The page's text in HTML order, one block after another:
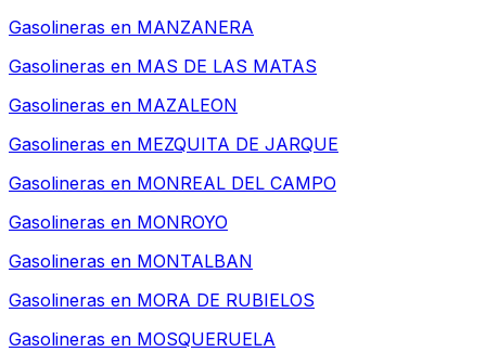
Gasolineras en MANZANERA
Gasolineras en MAS DE LAS MATAS
Gasolineras en MAZALEON
Gasolineras en MEZQUITA DE JARQUE
Gasolineras en MONREAL DEL CAMPO
Gasolineras en MONROYO
Gasolineras en MONTALBAN
Gasolineras en MORA DE RUBIELOS
Gasolineras en MOSQUERUELA